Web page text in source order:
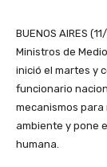
BUENOS AIRES
Ministros de
inició el martes y
funcionario
mecanismos
ambiente y pone
humana.